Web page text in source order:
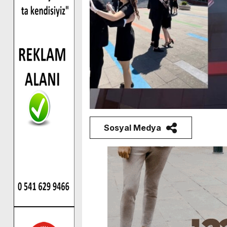
Sosyal Medya